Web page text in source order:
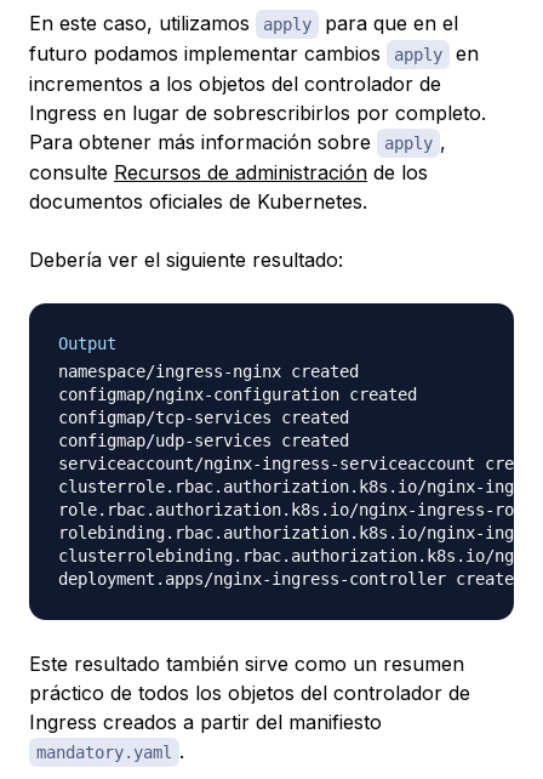
En este caso, utilizamos apply
para que en el
futuro podamos implementar cambios
apply
en
incrementos a los objetos del controlador de
Ingress en lugar de sobrescribirlos por completo.
Para obtener más información sobre
apply ,
consulte Recursos de administración de los
documentos oficiales de Kubernetes.
Debería ver el siguiente resultado:
Output
namespace/ingress-nginx created
configmap/nginx-configuration created
configmap/tcp-services created
configmap/udp-services created
serviceaccount/nginx-ingress-serviceaccount
clusterrole.rbac.authorization.k8s.io/nginx-
role.rbac.authorization.k8s.io/nginx-ingress-role
rolebinding.rbac.authorization.k8s.io/nginx-
clusterrolebinding.rbac.authorization.k8s.io/
Este resultado también sirve como un resumen
práctico de todos los objetos del controlador de
Ingress creados a partir del manifiesto
mandatory.yaml .